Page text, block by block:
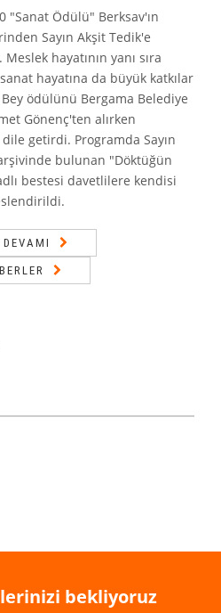
"Sanat Ödülü" Berksav'ın
Sayın Akşit Tedik'e
hayatının yanı sıra
hayatına da büyük katkılar
ödülünü Bergama Belediye
Gönenç'ten alırken
getirdi. Programda Sayın
bulunan "Döktüğün
bestesi davetlilere kendisi
bekliyoruz